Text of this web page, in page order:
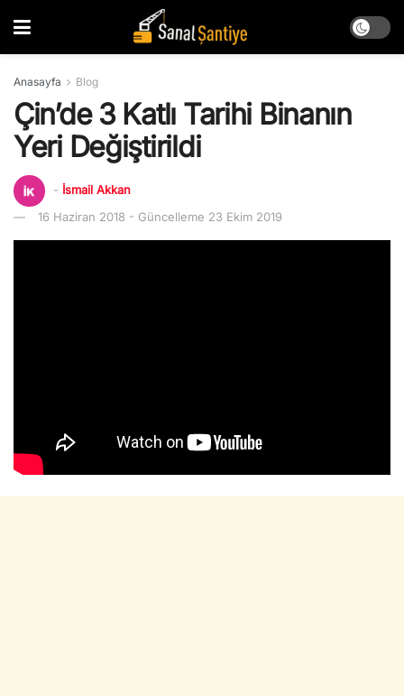
Anasayfa Blog
Çin’de 3 Katlı Tarihi Binanın
Yeri Değiştirildi
- İsmail Akkan
16 Haziran 2018 - Güncelleme 23 Ekim 2019